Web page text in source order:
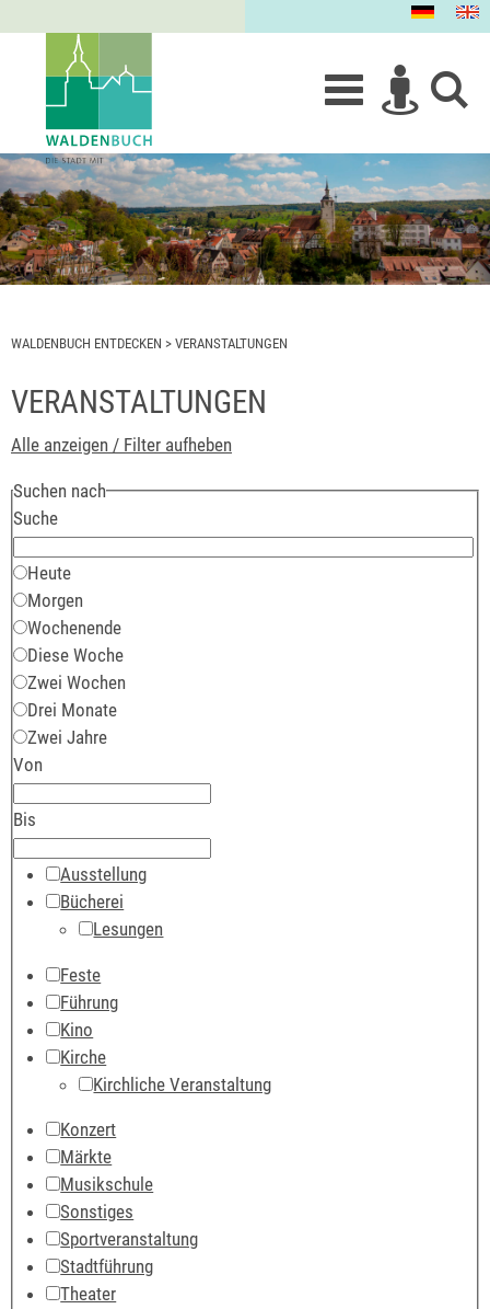
WALDENBUCH ENTDECKEN > VERANSTALTUNGEN
VERANSTALTUNGEN
Alle anzeigen / Filter aufheben
Suchen nach
Suche
Heute
Morgen
Wochenende
Diese Woche
Zwei Wochen
Drei Monate
Zwei Jahre
Von
Bis
Ausstellung
Bücherei
Lesungen
Feste
Führung
Kino
Kirche
Kirchliche Veranstaltung
Konzert
Märkte
Musikschule
Sonstiges
Sportveranstaltung
Stadtführung
Theater